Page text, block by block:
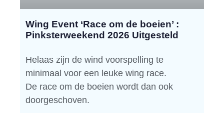
Wing Event ‘Race om de boeien’ :
Pinksterweekend 2026 Uitgesteld
Helaas zijn de wind voorspelling te
minimaal voor een leuke wing race.
De race om de boeien wordt dan ook
doorgeschoven.